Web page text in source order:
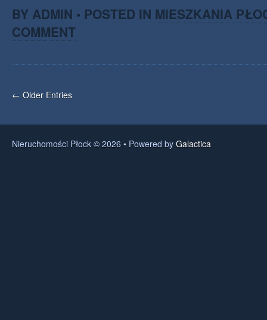
BY ADMIN • POSTED IN MIESZKANIA
COMMENT
← Older Entries
Nieruchomości Płock © 2026 • Powered by Galactica